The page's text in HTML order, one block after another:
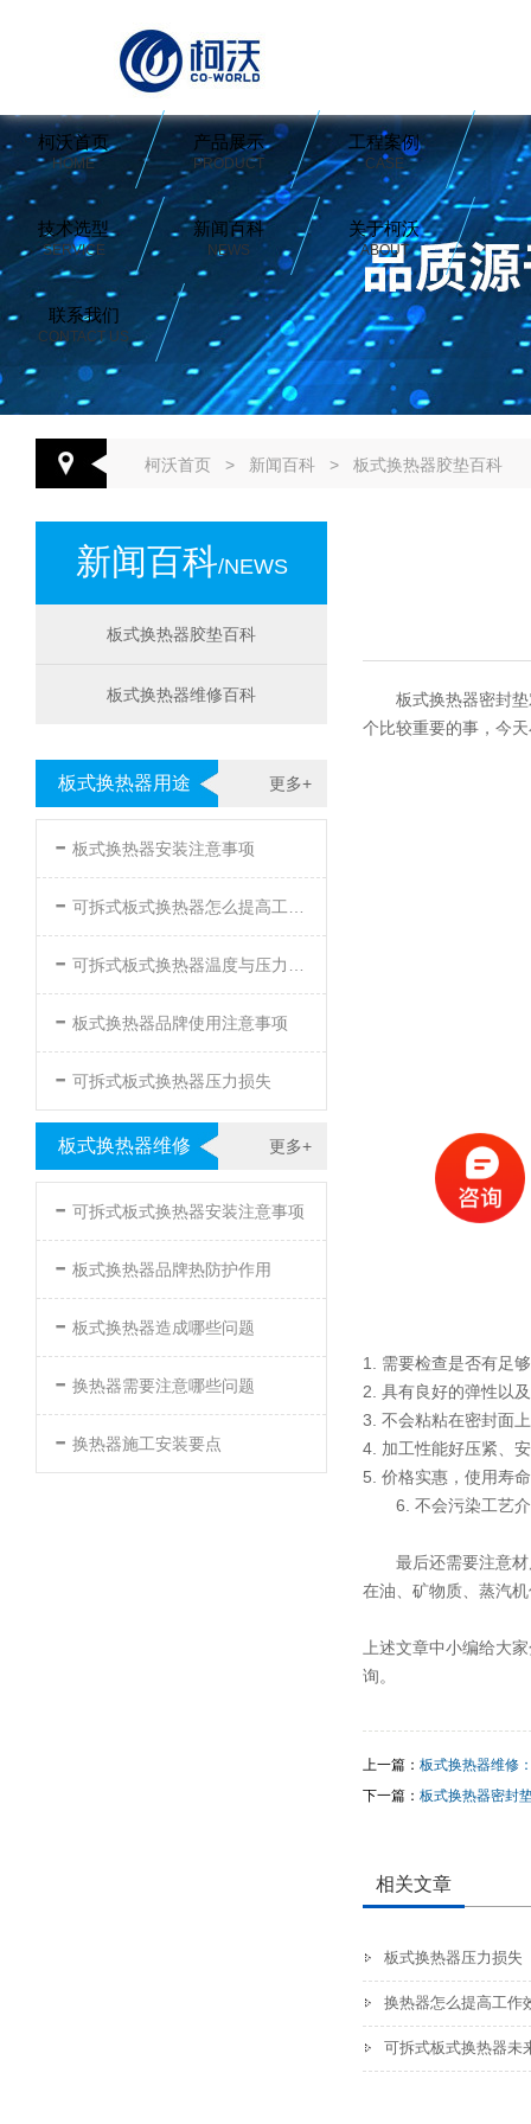
柯沃首页
HOME
产品展示
PRODUCT
工程案例
CASE
技术选型
SERVICE
新闻百科
NEWS
关于柯沃
ABOUT
联系我们
CONTACT US
柯沃首页 > 新闻百科 > 板式换热器胶垫百科
新闻百科/NEWS
板式换热器胶垫百科
板式换热器维修百科
更多+
板式换热器用途
- 板式换热器安装注意事项
- 可拆式板式换热器怎么提高工作效率
- 可拆式板式换热器温度与压力的要求
- 板式换热器品牌使用注意事项
- 可拆式板式换热器压力损失
更多+
板式换热器维修
- 可拆式板式换热器安装注意事项
- 板式换热器品牌热防护作用
- 板式换热器造成哪些问题
- 换热器需要注意哪些问题
- 换热器施工安装要点
板式换热器密封
个比较重要的事，今
1. 需要检查是否有足
2. 具有良好的弹性以
3. 不会粘粘在密封面
4. 加工性能好压紧、
5. 价格实惠，使用寿
6. 不会污染工艺
最后还需要注意
在油、矿物质、蒸汽
上述文章中小编给大
询。
上一篇： 板式换热器维修
下一篇： 板式换热器密封
相关文章
板式换热器压力损失
换热器怎么提高工作
可拆式板式换热器未